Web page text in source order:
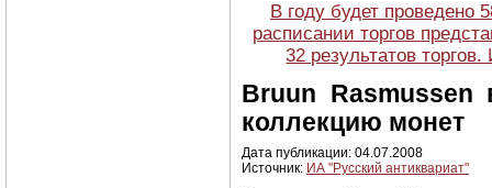
В году будет проведено
расписании торгов
32 результатов
Bruun Rasmussen
коллекцию монет
Дата публикации: 04.07.2008
Источник: ИА "Русский антиквариат"